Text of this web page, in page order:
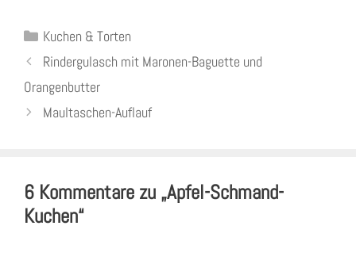
Kategorien
Kuchen & Torten
Rindergulasch mit Maronen-Baguette und
Orangenbutter
Maultaschen-Auflauf
6 Kommentare zu „Apfel-Schmand-
Kuchen“